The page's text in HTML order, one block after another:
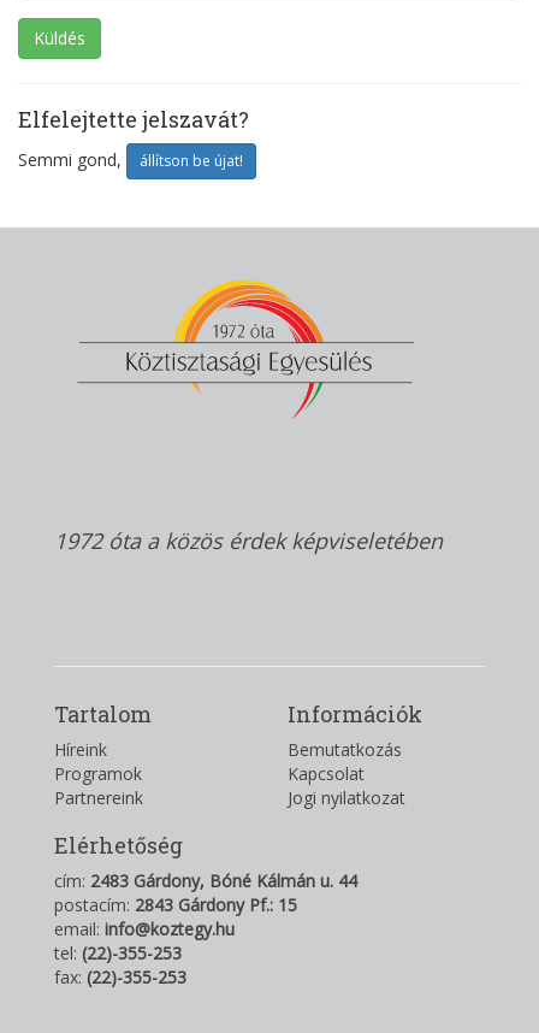
Elfelejtette jelszavát?
Semmi gond, állítson be újat!
1972 óta a közös érdek képviseletében
Tartalom
Híreink
Programok
Partnereink
Információk
Bemutatkozás
Kapcsolat
Jogi nyilatkozat
Elérhetőség
cím: 2483 Gárdony, Bóné Kálmán u. 44
postacím: 2843 Gárdony Pf.: 15
email: info@koztegy.hu
tel: (22)-355-253
fax: (22)-355-253